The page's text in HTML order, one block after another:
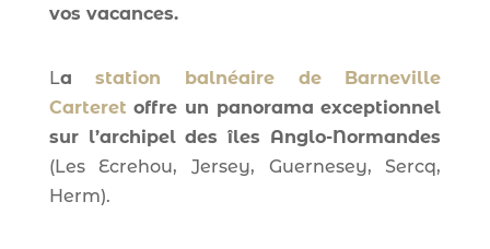
vos vacances.
Lastation balnéaire de Barneville
Carteret offre un panorama exceptionnel
sur l’archipel des îles Anglo-Normandes
(Les Ecrehou, Jersey, Guernesey, Sercq,
Herm).